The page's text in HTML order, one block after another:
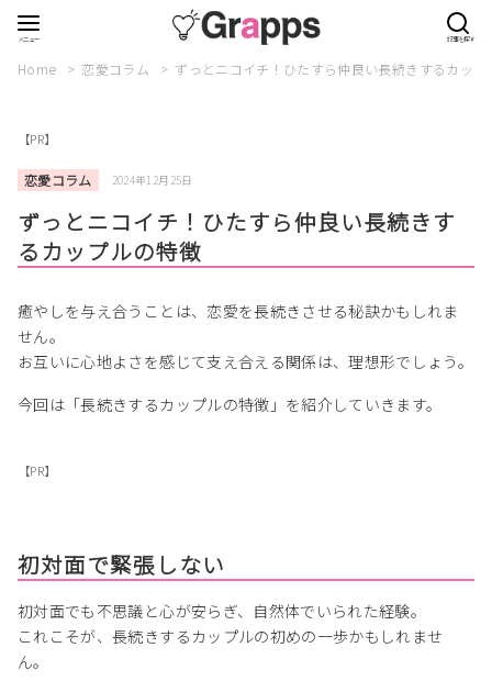
Home 恋愛コラム ずっとニコイチ！ひたすら仲良い長続きするカップ
【PR】
恋愛コラム 2024年12月25日
ずっとニコイチ！ひたすら仲良い長続きす
るカップルの特徴
癒やしを与え合うことは、恋愛を長続きさせる秘訣かもしれま
せん。
お互いに心地よさを感じて支え合える関係は、理想形でしょう。
今回は「長続きするカップルの特徴」を紹介していきます。
【PR】
初対面で緊張しない
初対面でも不思議と心が安らぎ、自然体でいられた経験。
これこそが、長続きするカップルの初めの一歩かもしれませ
ん。